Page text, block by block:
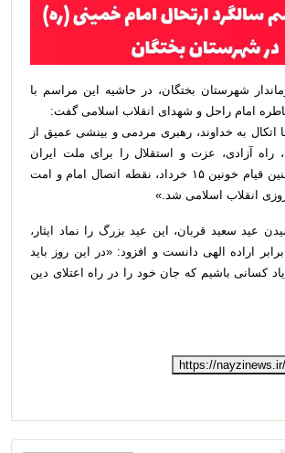
شهرستان بختگان، در حاشیه این مراسم با
امام راحل و شهدای انقلاب اسلامی گفت:
اتکال به خداوند، رهبری مردمی و بینشی عمیق از
راه آزادی، عزت و استقلال را برای ملت ایران
هموار ساخت. همچنین قیام خونین ۱۵ خرداد، نقطه اتصال امام و امت
انقلاب اسلامی شد.»
عید سعید قربان، این عید بزرگ را نماد ایثار،
اراده الهی دانست و افزود: «در این روز باید
کسانی باشیم که جان خود را در راه اعتلای دین
https://